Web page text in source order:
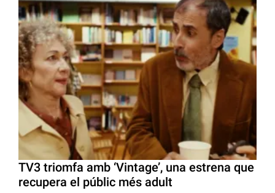
TV3 triomfa amb ‘Vintage’, una estrena que
recupera el públic més adult